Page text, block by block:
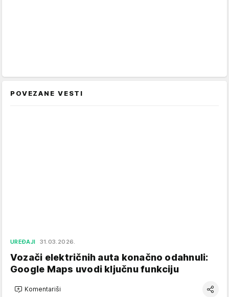
POVEZANE VESTI
UREĐAJI 31.03.2026.
Vozači električnih auta konačno odahnuli:
Google Maps uvodi ključnu funkciju
Komentariši